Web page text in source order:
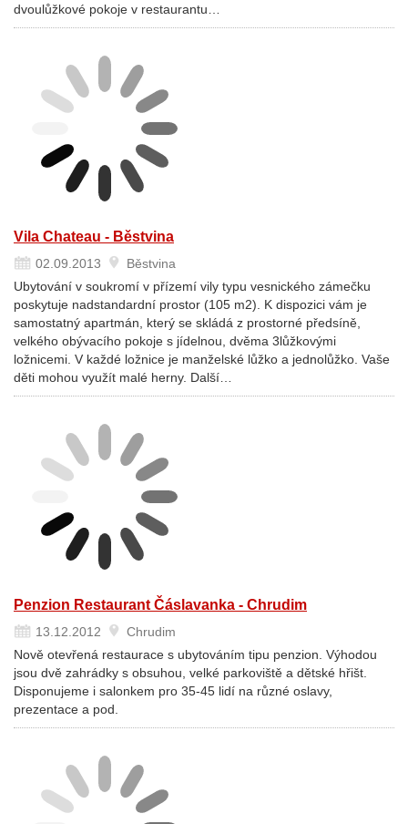
dvoulůžkové pokoje v restaurantu…
Vila Chateau - Běstvina
02.09.2013
Běstvina
Ubytování v soukromí v přízemí vily typu vesnického zámečku
poskytuje nadstandardní prostor (105 m2). K dispozici vám je
samostatný apartmán, který se skládá z prostorné předsíně,
velkého obývacího pokoje s jídelnou, dvěma 3lůžkovými
ložnicemi. V každé ložnice je manželské lůžko a jednolůžko. Vaše
děti mohou využít malé herny. Další…
Penzion Restaurant Čáslavanka - Chrudim
13.12.2012
Chrudim
Nově otevřená restaurace s ubytováním tipu penzion. Výhodou
jsou dvě zahrádky s obsuhou, velké parkoviště a dětské hřišt.
Disponujeme i salonkem pro 35-45 lidí na různé oslavy,
prezentace a pod.